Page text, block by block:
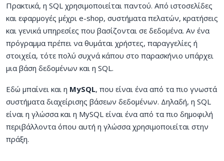
Πρακτικά, η SQL χρησιμοποιείται παντού. Από ιστοσελίδες
και εφαρμογές μέχρι e-shop, συστήματα πελατών, κρατήσεις
και γενικά υπηρεσίες που βασίζονται σε δεδομένα. Αν ένα
πρόγραμμα πρέπει να θυμάται χρήστες, παραγγελίες ή
στοιχεία, τότε πολύ συχνά κάπου στο παρασκήνιο υπάρχει
μια βάση δεδομένων και η SQL.
Εδώ μπαίνει και η MySQL, που είναι ένα από τα πιο γνωστά
συστήματα διαχείρισης βάσεων δεδομένων. Δηλαδή, η SQL
είναι η γλώσσα και η MySQL είναι ένα από τα πιο δημοφιλή
περιβάλλοντα όπου αυτή η γλώσσα χρησιμοποιείται στην
πράξη.